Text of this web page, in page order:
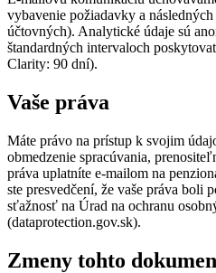
vybavenie požiadavky a
účtovných). Analytické údaje sú
štandardných intervaloch
Clarity: 90 dní).
Vaše práva
Máte právo na prístup k svojim
obmedzenie spracúvania,
práva uplatníte e-mailom na
ste presvedčení, že vaše práva boli
sťažnosť na Úrad na ochranu
(dataprotection.gov.sk).
Zmeny tohto